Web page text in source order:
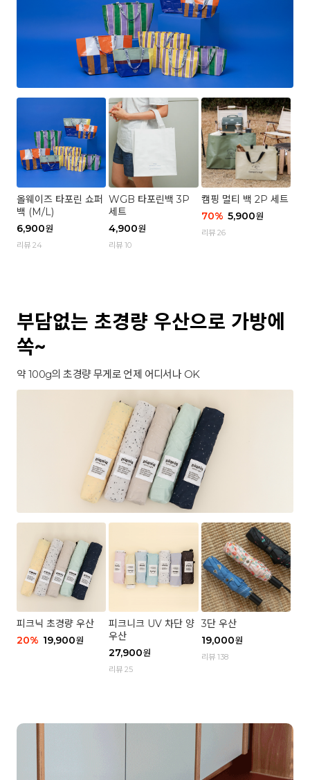
올웨이즈 타포린 쇼퍼
백 (M/L)
6,900원
리뷰 24
WGB 타포린백 3P
세트
4,900원
리뷰 10
캠핑 멀티 백 2P 세트
70% 5,900원
리뷰 26
부담없는 초경량 우산으로 가방에
쏙~
약 100g의 초경량 무게로 언제 어디서나 OK
피크닉 초경량 우산
20% 19,900원
피크니크 UV 차단 양
우산
27,900원
리뷰 25
3단 우산
19,000원
리뷰 138